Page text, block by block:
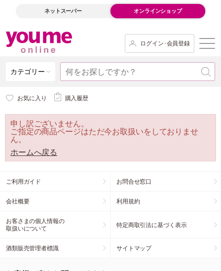
ネットスーパー オンラインショップ
ログイン･会員登録
カテゴリー
お気に入り 購入履歴
申し訳ございません。
ご指定の商品ページはただ今お取扱いをしておりませ
ん。
ホームへ戻る
ご利用ガイド お問合せ窓口
会社概要 利用規約
お客さまの個人情報の
取扱いについて
特定商取引法に基づく表示
酒類販売管理者標識 サイトマップ